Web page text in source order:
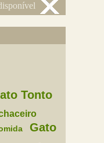
Tonto
Gato